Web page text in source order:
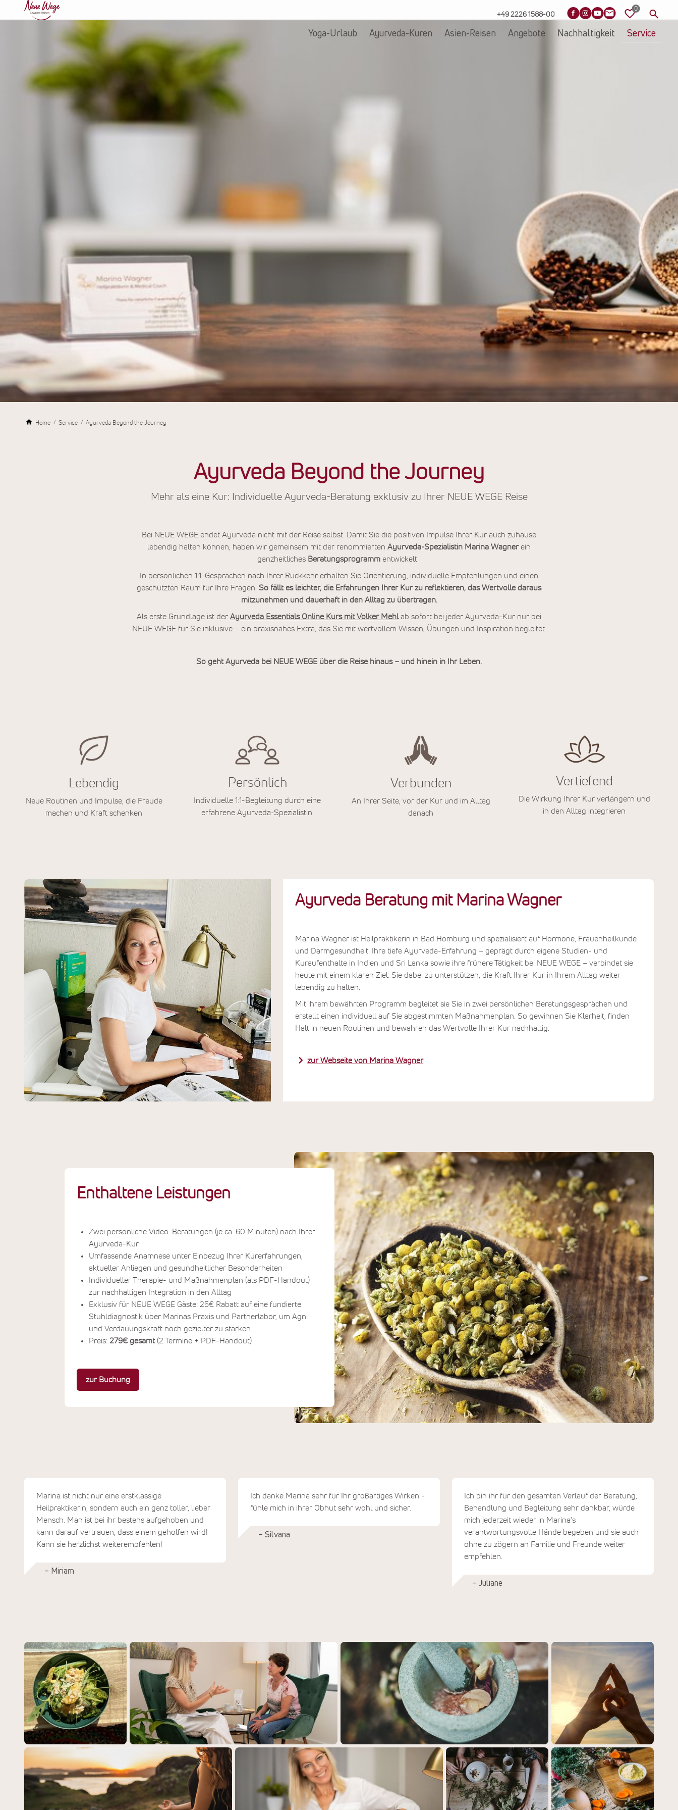
+49 2226 1588-00
Yoga-Urlaub Ayurveda-Kuren Asien-Reisen Angebote Nachhaltigkeit Service
Home Service Ayurveda Beyond the Journey
Ayurveda Beyond the Journey
Mehr als eine Kur: Individuelle Ayurveda-Beratung exklusiv zu Ihrer NEUE WEGE Reise
Bei NEUE WEGE endet Ayurveda nicht mit der Reise selbst. Damit Sie die positiven Impulse Ihrer Kur auch zuhause
lebendig halten können, haben wir gemeinsam mit der renommierten Ayurveda-Spezialistin Marina Wagner ein
ganzheitliches Beratungsprogramm entwickelt.
In persönlichen 1:1-Gesprächen nach Ihrer Rückkehr erhalten Sie Orientierung, individuelle Empfehlungen und einen
geschützten Raum für Ihre Fragen. So fällt es leichter, die Erfahrungen Ihrer Kur zu reflektieren, das Wertvolle daraus
mitzunehmen und dauerhaft in den Alltag zu übertragen.
Als erste Grundlage ist der Ayurveda Essentials Online Kurs mit Volker Mehlab sofort bei jeder Ayurveda-Kur nur bei
NEUE WEGE für Sie inklusive – ein praxisnahes Extra, das Sie mit wertvollem Wissen, Übungen und Inspiration begleitet.
So geht Ayurveda bei NEUE WEGE über die Reise hinaus – und hinein in Ihr Leben.
Lebendig
Neue Routinen und Impulse, die Freude
machen und Kraft schenken
Persönlich
Individuelle 1:1-Begleitung durch eine
erfahrene Ayurveda-Spezialistin.
Verbunden
An Ihrer Seite, vor der Kur und im Alltag
danach
Vertiefend
Die Wirkung Ihrer Kur verlängern und
in den Alltag integrieren
Ayurveda Beratung mit Marina Wagner
Marina Wagner ist Heilpraktikerin in Bad Homburg und spezialisiert auf Hormone, Frauenheilkunde
und Darmgesundheit. Ihre tiefe Ayurveda-Erfahrung – geprägt durch eigene Studien- und
Kuraufenthalte in Indien und Sri Lanka sowie ihre frühere Tätigkeit bei NEUE WEGE – verbindet sie
heute mit einem klaren Ziel: Sie dabei zu unterstützen, die Kraft Ihrer Kur in Ihrem Alltag weiter
lebendig zu halten.
Mit ihrem bewährten Programm begleitet sie Sie in zwei persönlichen Beratungsgesprächen und
erstellt einen individuell auf Sie abgestimmten Maßnahmenplan. So gewinnen Sie Klarheit, finden
Halt in neuen Routinen und bewahren das Wertvolle Ihrer Kur nachhaltig.
zur Webseite von Marina Wagner
Enthaltene Leistungen
Zwei persönliche Video-Beratungen (je ca. 60 Minuten) nach Ihrer
Ayurveda-Kur
Umfassende Anamnese unter Einbezug Ihrer Kurerfahrungen,
aktueller Anliegen und gesundheitlicher Besonderheiten
Individueller Therapie- und Maßnahmenplan (als PDF-Handout)
zur nachhaltigen Integration in den Alltag
Exklusiv für NEUE WEGE Gäste: 25€ Rabatt auf eine fundierte
Stuhldiagnostik über Marinas Praxis und Partnerlabor, um Agni
und Verdauungskraft noch gezielter zu stärken
Preis: 279€ gesamt(2 Termine + PDF-Handout)
zur Buchung
Marina ist nicht nur eine erstklassige
Heilpraktikerin, sondern auch ein ganz toller, lieber
Mensch. Man ist bei ihr bestens aufgehoben und
kann darauf vertrauen, dass einem geholfen wird!
Kann sie herzlichst weiterempfehlen!
– Miriam
Ich danke Marina sehr für Ihr großartiges Wirken -
fühle mich in ihrer Obhut sehr wohl und sicher.
– Silvana
Ich bin ihr für den gesamten Verlauf der Beratung,
Behandlung und Begleitung sehr dankbar, würde
mich jederzeit wieder in Marina's
verantwortungsvolle Hände begeben und sie auch
ohne zu zögern an Familie und Freunde weiter
empfehlen.
– Juliane